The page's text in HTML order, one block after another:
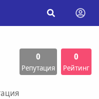
0
Репутация
0
Рейтинг